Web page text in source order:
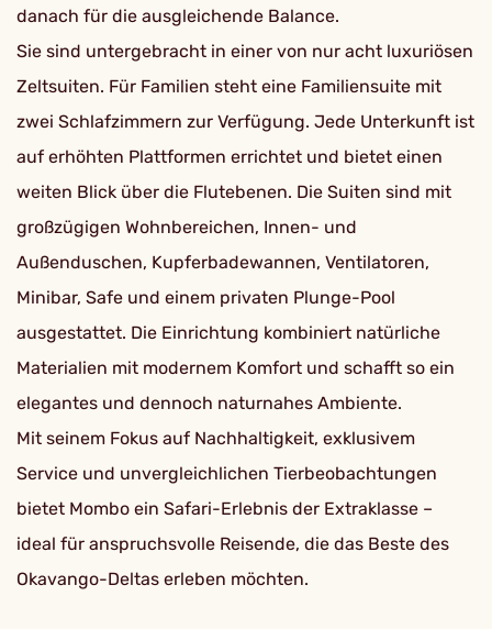
danach für die ausgleichende Balance.
Sie sind untergebracht in einer von nur acht luxuriösen
Zeltsuiten. Für Familien steht eine Familiensuite mit
zwei Schlafzimmern zur Verfügung. Jede Unterkunft ist
auf erhöhten Plattformen errichtet und bietet einen
weiten Blick über die Flutebenen. Die Suiten sind mit
großzügigen Wohnbereichen, Innen- und
Außenduschen, Kupferbadewannen, Ventilatoren,
Minibar, Safe und einem privaten Plunge-Pool
ausgestattet. Die Einrichtung kombiniert natürliche
Materialien mit modernem Komfort und schafft so ein
elegantes und dennoch naturnahes Ambiente.
Mit seinem Fokus auf Nachhaltigkeit, exklusivem
Service und unvergleichlichen Tierbeobachtungen
bietet Mombo ein Safari-Erlebnis der Extraklasse –
ideal für anspruchsvolle Reisende, die das Beste des
Okavango-Deltas erleben möchten.